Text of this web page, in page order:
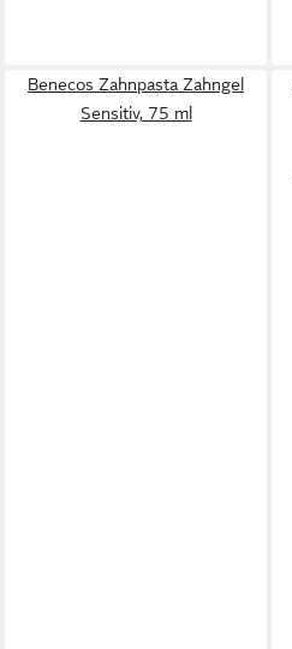
Benecos Zahnpasta Zahngel
Sensitiv, 75 ml